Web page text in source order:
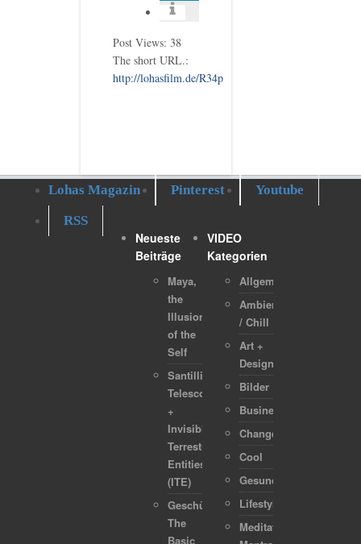
Post Views: 38
The short URL.:
http://lohasfilm.de/R34p
Lohas Magazin Pinterest
Youtube
RSS
Neueste
Beiträge
Maya,
the
Illusion
of the
Self
Santilli
Telescope
+
Invisible
Terrestrial
Entities
(ITE)
Geschützt:
The
Basic
VIDEO
Kategorien
Allgemein
Ambient
/ Chill
Art +
Design
Bilder
Business
Change
Cool
Gesundheit
Lifestyle
Meditation-